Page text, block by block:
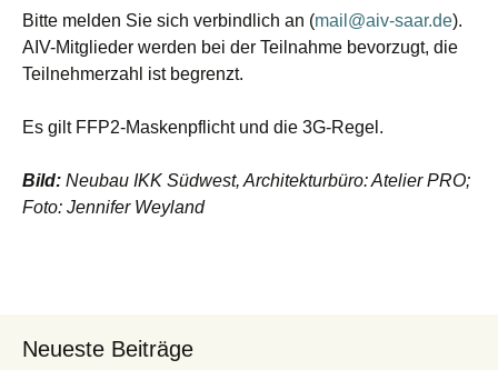
Bitte melden Sie sich verbindlich an (mail@aiv-saar.de).
AIV-Mitglieder werden bei der Teilnahme bevorzugt, die
Teilnehmerzahl ist begrenzt.
Es gilt FFP2-Maskenpflicht und die 3G-Regel.
Bild: Neubau IKK Südwest, Architekturbüro: Atelier PRO;
Foto: Jennifer Weyland
Neueste Beiträge